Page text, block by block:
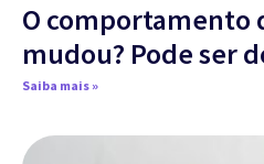
O comportamento
mudou? Pode ser
Saiba mais »